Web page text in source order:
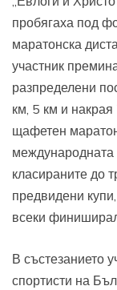
пробягаха под
маратонска
участник
разпределени
км, 5 км и
щафетен
международната
класираните до
предвидени
всеки
В състезанието
спортисти на